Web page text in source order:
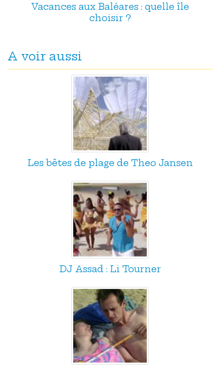
Vacances aux Baléares : quelle île
choisir ?
A voir aussi
Les bêtes de plage de Theo Jansen
DJ Assad : Li Tourner